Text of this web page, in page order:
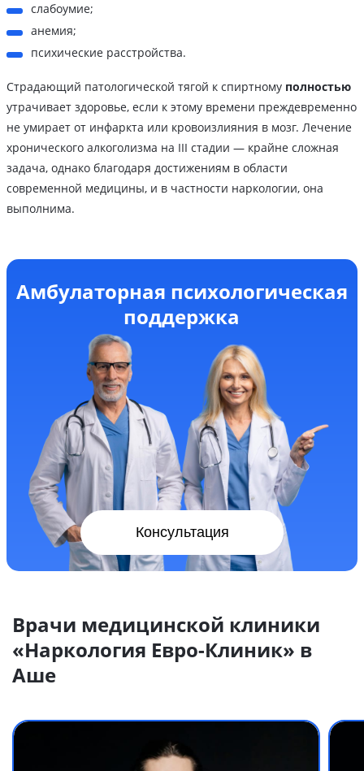
слабоумие;
анемия;
психические расстройства.
Страдающий патологической тягой к спиртному полностью
утрачивает здоровье, если к этому времени преждевременно
не умирает от инфаркта или кровоизлияния в мозг. Лечение
хронического алкоголизма на III стадии — крайне сложная
задача, однако благодаря достижениям в области
современной медицины, и в частности наркологии, она
выполнима.
Амбулаторная психологическая
поддержка
Консультация
Врачи медицинской клиники
«Наркология Евро-Клиник» в
Аше